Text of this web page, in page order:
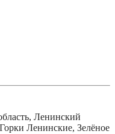
Ленинский
Ленинские, Зелёное